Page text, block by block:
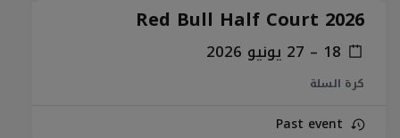
Red Bull Half Court 2026
18 – 27 يونيو 2026
كرة السلة
Past event